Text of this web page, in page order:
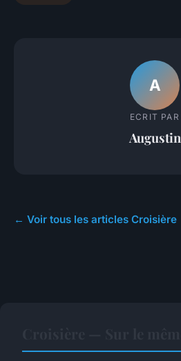
A
ECRIT PAR
Augustin
← Voir tous les articles Croisière